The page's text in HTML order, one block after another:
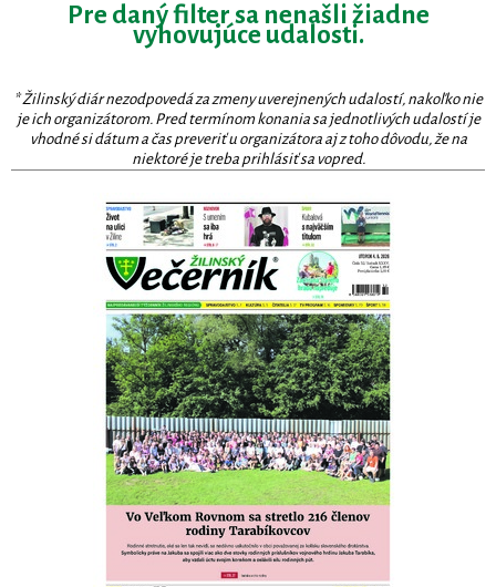
Pre daný filter sa nenašli žiadne
vyhovujúce udalosti.
* Žilinský diár nezodpovedá za zmeny uverejnených udalostí, nakoľko nie
je ich organizátorom. Pred termínom konania sa jednotlivých udalostí je
vhodné si dátum a čas preveriť u organizátora aj z toho dôvodu, že na
niektoré je treba prihlásiť sa vopred.